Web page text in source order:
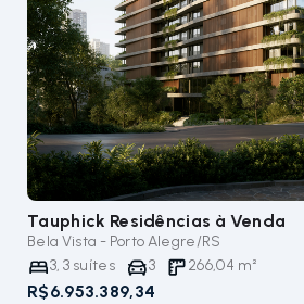
Tauphick Residências à Venda
Bela Vista - Porto Alegre/RS
3,3 suítes 3 266,04 m²
R$6.953.389,34